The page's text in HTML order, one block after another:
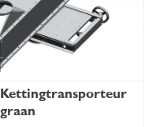
Kettingtransporteur
graan